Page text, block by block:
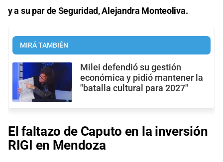
y a su par de Seguridad, Alejandra Monteoliva.
MIRÁ TAMBIÉN
Milei defendió su gestión
económica y pidió mantener la
"batalla cultural para 2027"
El faltazo de Caputo en la inversión
RIGI en Mendoza